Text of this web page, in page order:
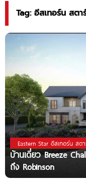
Tag: อีสเทอร์น สต
Eastern Star อีสเทอร์น สต
บ้านเดี่ยว Breeze
ถึง Robinson